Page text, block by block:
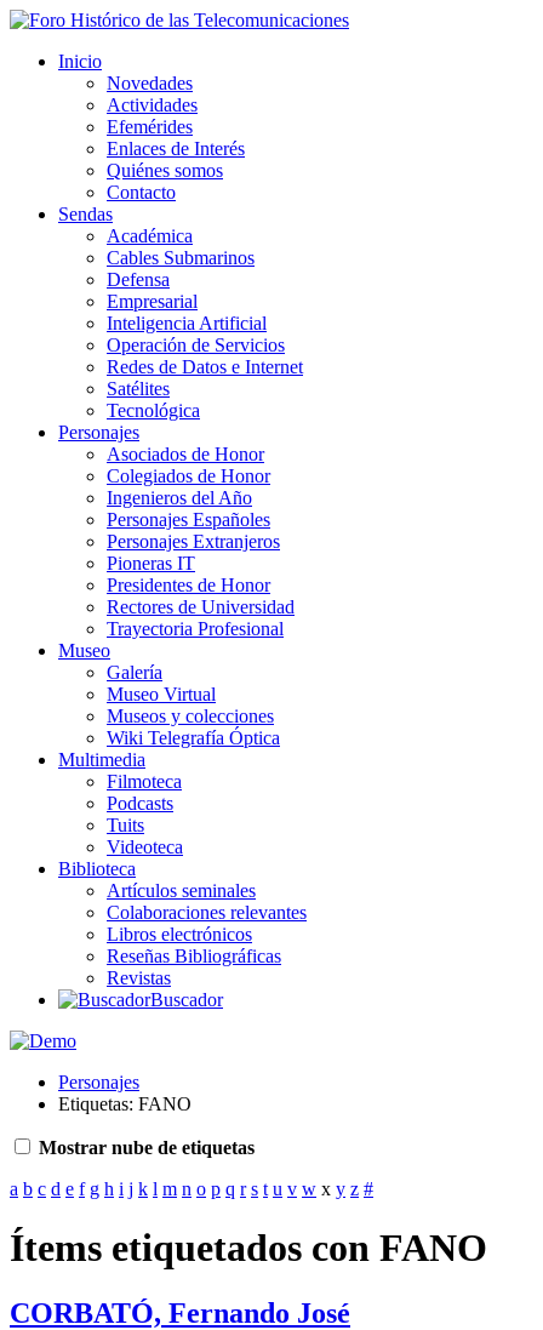
Inicio
Novedades
Actividades
Efemérides
Enlaces de Interés
Quiénes somos
Contacto
Sendas
Académica
Cables Submarinos
Defensa
Empresarial
Inteligencia Artificial
Operación de Servicios
Redes de Datos e Internet
Satélites
Tecnológica
Personajes
Asociados de Honor
Colegiados de Honor
Ingenieros del Año
Personajes Españoles
Personajes Extranjeros
Pioneras IT
Presidentes de Honor
Rectores de Universidad
Trayectoria Profesional
Museo
Galería
Museo Virtual
Museos y colecciones
Wiki Telegrafía Óptica
Multimedia
Filmoteca
Podcasts
Tuits
Videoteca
Biblioteca
Artículos seminales
Colaboraciones relevantes
Libros electrónicos
Reseñas Bibliográficas
Revistas
Buscador
Personajes
Etiquetas: FANO
Mostrar nube de etiquetas
a b c d e f g h i j k l m n o p q r s t u v w x y z #
Ítems etiquetados con FANO
CORBATÓ, Fernando José